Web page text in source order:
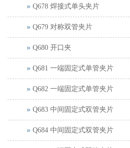
Q678 焊接式单头夹片
Q679 对称双管夹片
Q680 开口夹
Q681 一端固定式单管夹片
Q682 一端固定式单管夹片
Q683 中间固定式双管夹片
Q684 中间固定式双管夹片